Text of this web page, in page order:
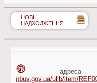
НОВІ
НАДХОДЖЕННЯ
адреса
nbuv.gov.ua/ulib/item/